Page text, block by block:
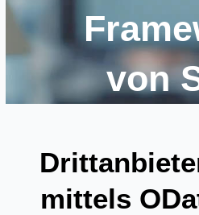
von
mittels